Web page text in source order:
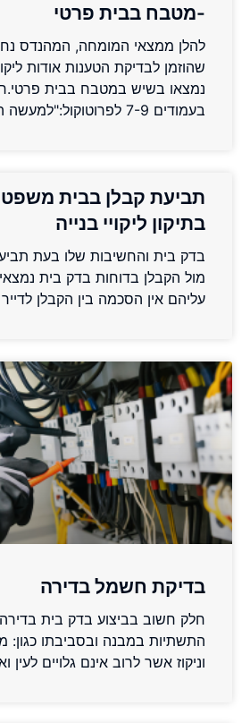
-מטבח בבית פרטי
להלן ממצאי המומחה, המהנדס נחשון
שהוזמן לבדיקת הטענות אודות ליקוי
נמצאו בשיש במטבח בבית פרטי.ר'
בעמודים 7-9 לפרוטוקול:"למעשה המטבח הורכב
תביעת קבלן בבית משפט -
בתיקון ליקויי בנייה
בדק בית והחשיבות שלו בעת תביעה
מול הקבלן בדוחות בדק בית נמצאים
עליהם אין הסכמה בין הקבלן לדייר על
בדיקת חשמל בדירה
חלק חשוב בביצוע בדק בית בדירה
התשתיות במבנה ובסביבתו כגון: מים
וניקוז אשר לרוב אינם גלויים לעין